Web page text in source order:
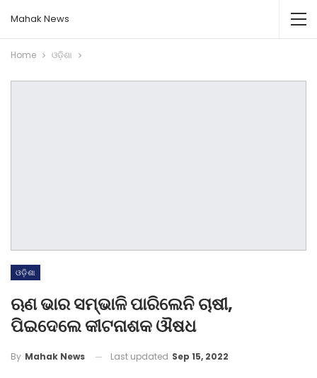
Mahak News
Home ଓଡ଼ିଶା
ଓଡ଼ିଶା
ଋଣ ଭାର ସମ୍ଭାଳି ପାରିଲେନି ଚାଷୀ,
ପିଇଦେଲେ କୀଟନାଶକ ଔଷଧ
By Mahak News Last updated Sep 15, 2022